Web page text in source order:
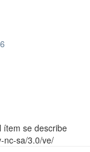
ítem se describe
nc-sa/3.0/ve/